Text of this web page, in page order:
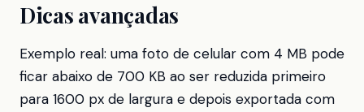
Dicas avançadas
Exemplo real: uma foto de celular com 4 MB pode
ficar abaixo de 700 KB ao ser reduzida primeiro
para 1600 px de largura e depois exportada com